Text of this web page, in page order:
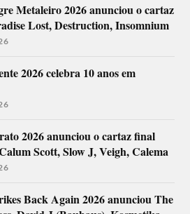
Metaleiro 2026 anunciou o cartaz
Lost, Destruction, Insomnium
2026 celebra 10 anos em
2026 anunciou o cartaz final
Scott, Slow J, Veigh, Calema
Back Again 2026 anunciou The